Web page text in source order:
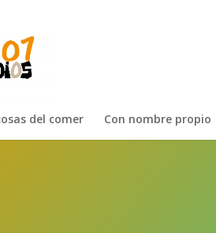
del comer Con nombre propio